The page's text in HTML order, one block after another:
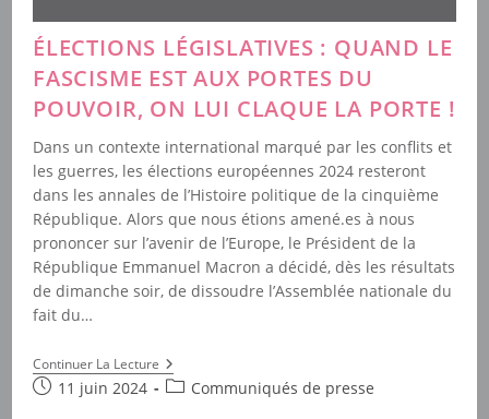
ÉLECTIONS LÉGISLATIVES : QUAND LE
FASCISME EST AUX PORTES DU
POUVOIR, ON LUI CLAQUE LA PORTE !
Dans un contexte international marqué par les conflits et
les guerres, les élections européennes 2024 resteront
dans les annales de l’Histoire politique de la cinquième
République. Alors que nous étions amené.es à nous
prononcer sur l’avenir de l’Europe, le Président de la
République Emmanuel Macron a décidé, dès les résultats
de dimanche soir, de dissoudre l’Assemblée nationale du
fait du…
Continuer La LectureÉlections
Législatives
Publication
11 juin 2024
PostCommuniqués de presse